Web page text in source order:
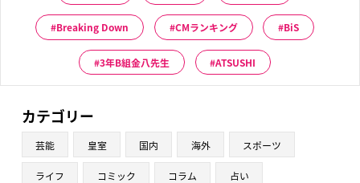
Breaking Down CMランキング BiS
3年B組金八先生 ATSUSHI
カテゴリー
芸能 皇室 国内 海外 スポーツ
ライフ コミック コラム 占い